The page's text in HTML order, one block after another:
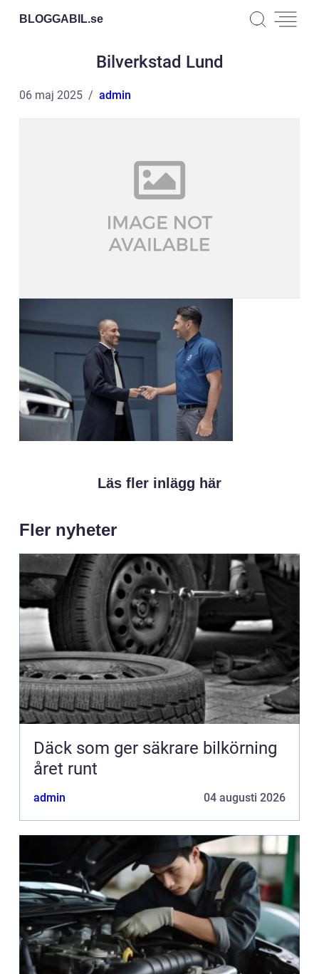
BLOGGABIL.se
Bilverkstad Lund
06 maj 2025 admin
Läs fler inlägg här
Fler nyheter
Däck som ger säkrare bilkörning
året runt
admin 04 augusti 2026